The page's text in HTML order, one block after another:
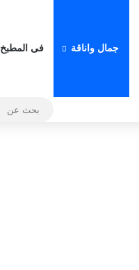
جمال واناقة فى المطبخ